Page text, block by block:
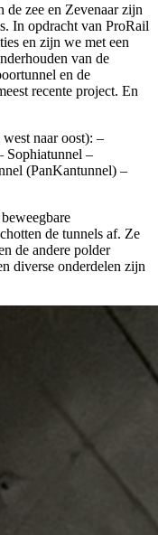
de zee en Zevenaar zijn
In opdracht van ProRail
en zijn we met een
van de
en de
recente project. En
naar oost): –
Sophiatunnel –
(PanKantunnel) –
de tunnels af. Ze
de andere polder
diverse onderdelen zijn